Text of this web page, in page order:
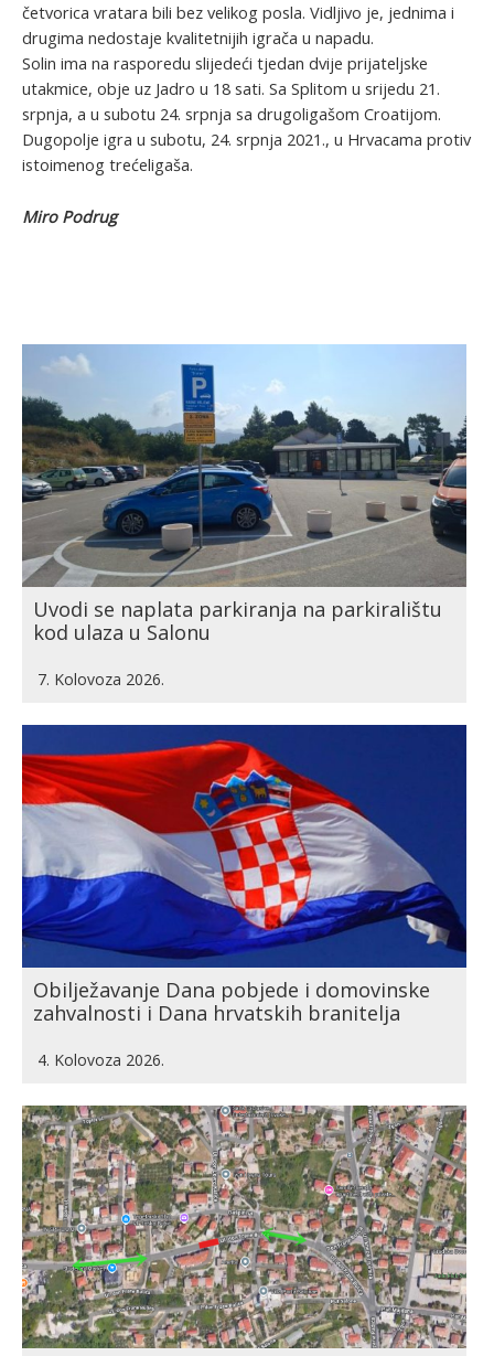
četvorica vratara bili bez velikog posla. Vidljivo je, jednima i
drugima nedostaje kvalitetnijih igrača u napadu.
Solin ima na rasporedu slijedeći tjedan dvije prijateljske
utakmice, obje uz Jadro u 18 sati. Sa Splitom u srijedu 21.
srpnja, a u subotu 24. srpnja sa drugoligašom Croatijom.
Dugopolje igra u subotu, 24. srpnja 2021., u Hrvacama protiv
istoimenog trećeligaša.
Miro Podrug
Uvodi se naplata parkiranja na parkiralištu
kod ulaza u Salonu
7. Kolovoza 2026.
Obilježavanje Dana pobjede i domovinske
zahvalnosti i Dana hrvatskih branitelja
4. Kolovoza 2026.